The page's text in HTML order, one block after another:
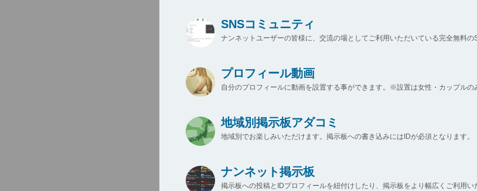
SNSコミュニティ
ナンネットユーザーの皆様に、交流の場としてご利用いただいている完全無料の
プロフィール動画
自分のプロフィールに動画を設置する事ができます。※設置は女性・カップルの
地域別掲示板アダコミ
地域別でお楽しみいただけます。掲示板への書き込みにはIDが必須となります。
ナンネット掲示板
掲示板への投稿とIDプロフィールを紐付けしたり、掲示板をより幅広くご利用い